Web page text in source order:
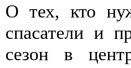
О тех, кто
спасатели и
сезон в